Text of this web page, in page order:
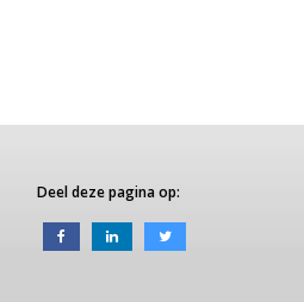
Deel deze pagina op: